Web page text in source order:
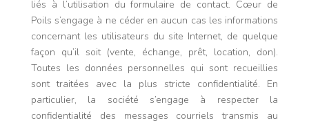
liés à l’utilisation du formulaire de contact. Cœur de
Poils s’engage à ne céder en aucun cas les informations
concernant les utilisateurs du site Internet, de quelque
façon qu’il soit (vente, échange, prêt, location, don).
Toutes les données personnelles qui sont recueillies
sont traitées avec la plus stricte confidentialité. En
particulier, la société s’engage à respecter la
confidentialité des messages courriels transmis au